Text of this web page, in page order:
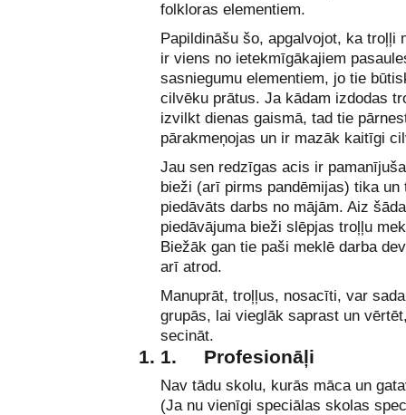
folkloras elementiem.
Papildināšu šo, apgalvojot, ka troļļi
ir viens no ietekmīgākajiem
sasniegumu elementiem, jo tie
cilvēku prātus. Ja kādam izdodas
izvilkt dienas gaismā, tad tie
pārakmeņojas un ir mazāk kaitīgi
Jau sen redzīgas acis ir
bieži (arī pirms pandēmijas) tika un
piedāvāts darbs no mājām. Aiz šāda
piedāvājuma bieži slēpjas troļļu
Biežāk gan tie paši meklē darba
arī atrod.
Manuprāt, troļļus, nosacīti, var
grupās, lai vieglāk saprast un
secināt.
1. Profesionāļi
Nav tādu skolu, kurās māca un
(Ja nu vienīgi speciālas skolas